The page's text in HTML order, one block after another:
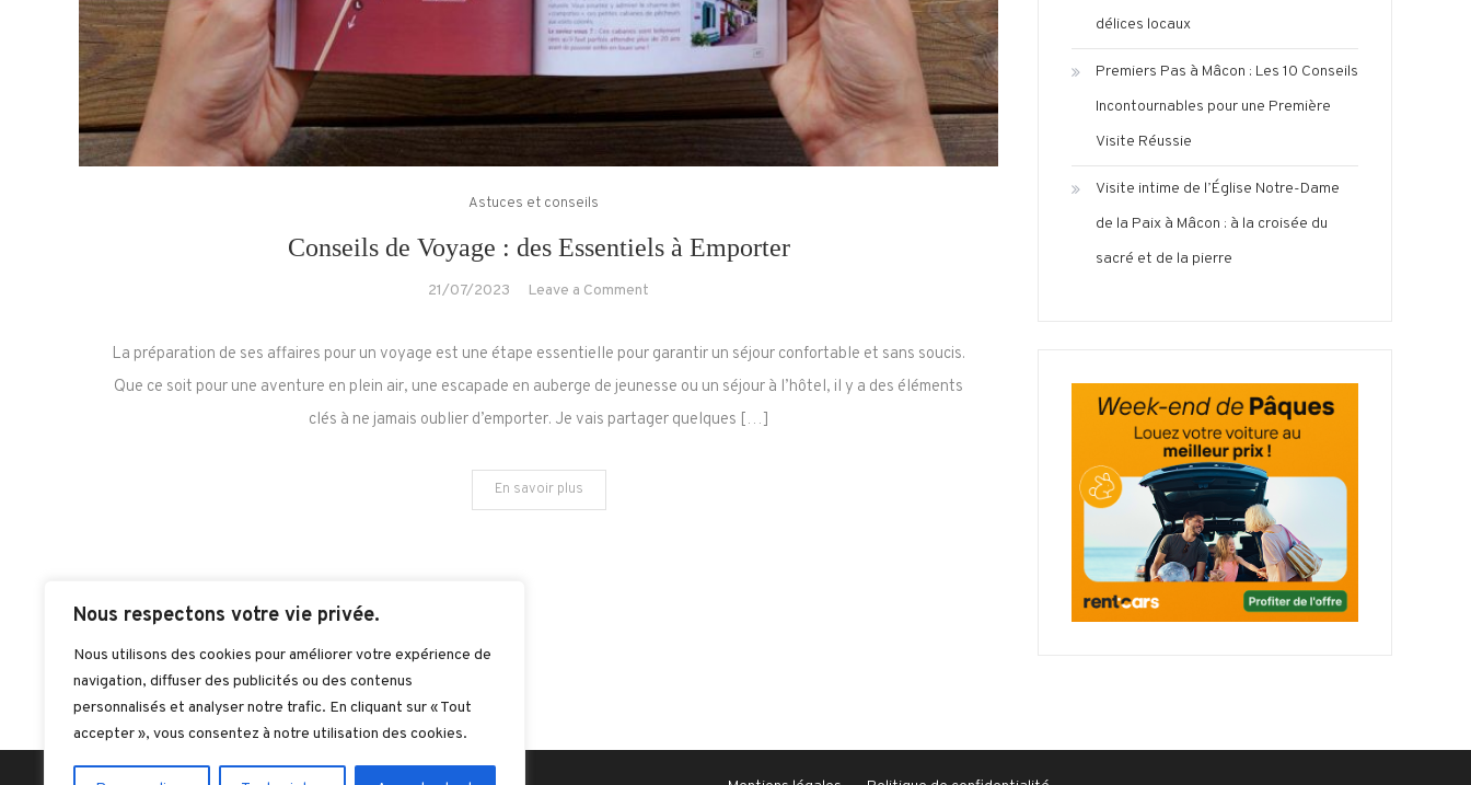
Nous respectons votre vie privée.
Nous utilisons des cookies pour améliorer votre expérience de
navigation, diffuser des publicités ou des contenus
personnalisés et analyser notre trafic. En cliquant sur « Tout
accepter », vous consentez à notre utilisation des cookies.
Astuces et conseils
Conseils de Voyage : des Essentiels à Emporter
21/07/2023 Leave a Comment
des
La préparation de ses affaires pour un voyage est une étape essentielle pour garantir un séjour confortable et sans soucis.
Que ce soit pour une aventure en plein air, une escapade en auberge de jeunesse ou un séjour à l’hôtel, il y a des éléments
clés à ne jamais oublier d’emporter. Je vais partager quelques […]
En savoir plus
délices locaux
Premiers Pas à Mâcon : Les 10 Conseils
Incontournables pour une Première
Visite Réussie
Visite intime de l’Église Notre-Dame
de la Paix à Mâcon : à la croisée du
sacré et de la pierre